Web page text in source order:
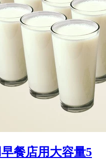
餐店用大容量5